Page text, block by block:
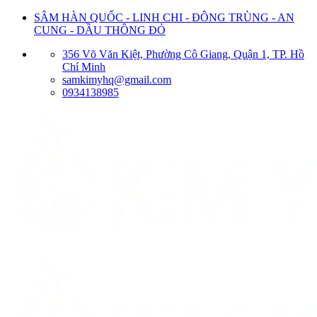
dung
SÂM HÀN QUỐC - LINH CHI - ĐÔNG TRÙNG - AN
CUNG - DẦU THÔNG ĐỎ
356 Võ Văn Kiệt, Phường Cô Giang, Quận 1, TP. Hồ
Chí Minh
samkimyhq@gmail.com
0934138985